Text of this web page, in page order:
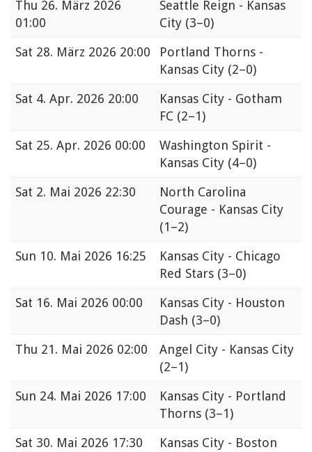
Thu 26. März 2026
01:00
Seattle Reign - Kansas
City (3–0)
Sat 28. März 2026 20:00
Portland Thorns -
Kansas City (2–0)
Sat 4. Apr. 2026 20:00
Kansas City - Gotham
FC (2–1)
Sat 25. Apr. 2026 00:00
Washington Spirit -
Kansas City (4–0)
Sat 2. Mai 2026 22:30
North Carolina
Courage - Kansas City
(1–2)
Sun 10. Mai 2026 16:25
Kansas City - Chicago
Red Stars (3–0)
Sat 16. Mai 2026 00:00
Kansas City - Houston
Dash (3–0)
Thu 21. Mai 2026 02:00
Angel City - Kansas City
(2–1)
Sun 24. Mai 2026 17:00
Kansas City - Portland
Thorns (3–1)
Sat 30. Mai 2026 17:30 Kansas City - Boston